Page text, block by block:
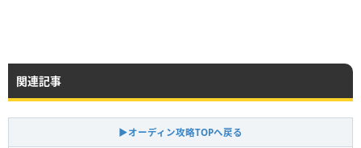
関連記事
▶オーディン攻略TOPへ戻る